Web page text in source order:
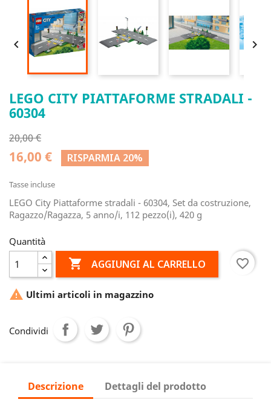
 
LEGO CITY PIATTAFORME STRADALI -
60304
20,00 €
16,00 € RISPARMIA 20%
Tasse incluse
LEGO City Piattaforme stradali - 60304, Set da costruzione,
Ragazzo/Ragazza, 5 anno/i, 112 pezzo(i), 420 g
Quantità
 AGGIUNGI AL CARRELLO favorite_border
 Ultimi articoli in magazzino
Condividi
Descrizione Dettagli del prodotto